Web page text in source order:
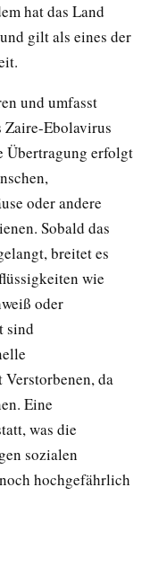
hat das Land
gilt als eines der
und umfasst
Zaire-Ebolavirus
Übertragung erfolgt
oder andere
Sobald das
breitet es
wie
oder
sind
da
Eine
was die
sozialen
hochgefährlich